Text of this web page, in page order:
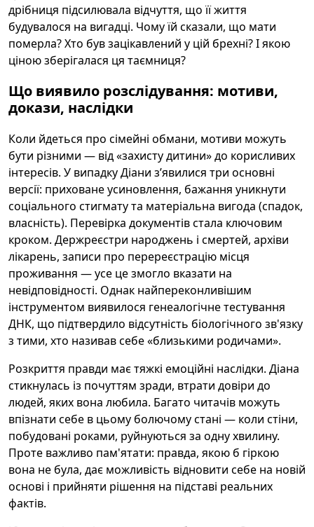
дрібниця підсилювала відчуття, що її життя
будувалося на вигадці. Чому їй сказали, що мати
померла? Хто був зацікавлений у цій брехні? І якою
ціною зберігалася ця таємниця?
Що виявило розслідування: мотиви,
докази, наслідки
Коли йдеться про сімейні обмани, мотиви можуть
бути різними — від «захисту дитини» до корисливих
інтересів. У випадку Діани з’явилися три основні
версії: приховане усиновлення, бажання уникнути
соціального стигмату та матеріальна вигода (спадок,
власність). Перевірка документів стала ключовим
кроком. Держреєстри народжень і смертей, архіви
лікарень, записи про перереєстрацію місця
проживання — усе це змогло вказати на
невідповідності. Однак найпереконливішим
інструментом виявилося генеалогічне тестування
ДНК, що підтвердило відсутність біологічного зв'язку
з тими, хто називав себе «близькими родичами».
Розкриття правди має тяжкі емоційні наслідки. Діана
стикнулась із почуттям зради, втрати довіри до
людей, яких вона любила. Багато читачів можуть
впізнати себе в цьому болючому стані — коли стіни,
побудовані роками, руйнуються за одну хвилину.
Проте важливо пам'ятати: правда, якою б гіркою
вона не була, дає можливість відновити себе на новій
основі і прийняти рішення на підставі реальних
фактів.